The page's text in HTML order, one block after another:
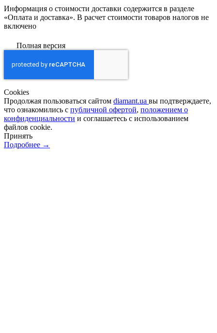
Информация о стоимости доставки содержится в разделе
«Оплата и доставка». В расчет стоимости товаров налогов не
включено
Полная версия
Сookies
Продолжая пользоваться сайтом diamant.ua вы подтверждаете,
что ознакомились с публичной офертой, положением о
конфиденциальности и соглашаетесь с использованием
файлов cookie.
Принять
Подробнее →